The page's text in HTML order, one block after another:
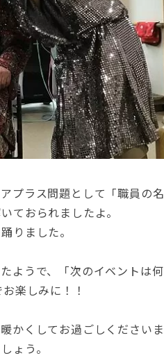
プラス問題として「職員の
ておられましたよ。
りました。
ようで、「次のイベントは
楽しみに！！
かくしてお過ごしくださいま
ょう。